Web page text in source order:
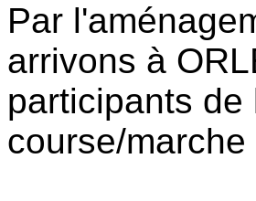
Par
arrivons à
participants de
course/